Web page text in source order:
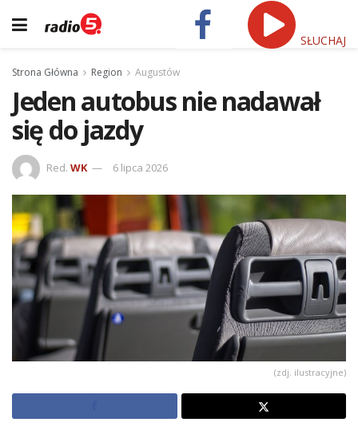
SŁUCHAJ
Strona Główna Region Augustów
Jeden autobus nie nadawał
się do jazdy
Red. WK 6 lipca 2026
(zdj. ilustracyjne)